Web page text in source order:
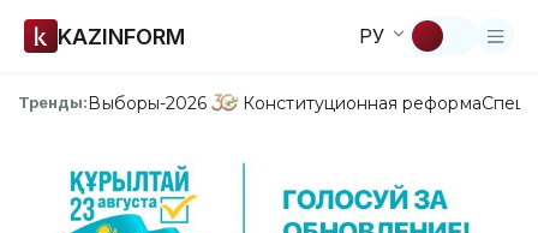
KAZINFORM РУ
Тренды:Выборы-2026 Конституционная реформа